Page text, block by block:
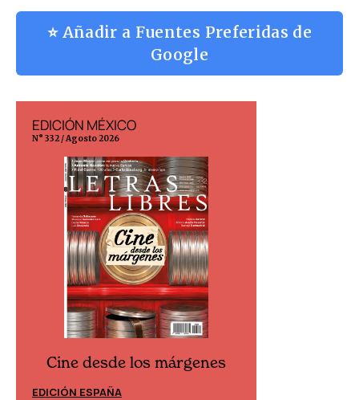
⭐ Añadir a Fuentes Preferidas de
Google
EDICIÓN MÉXICO
N° 332 / Agosto 2026
Cine desde los márgenes
EDICIÓN ESPAÑA